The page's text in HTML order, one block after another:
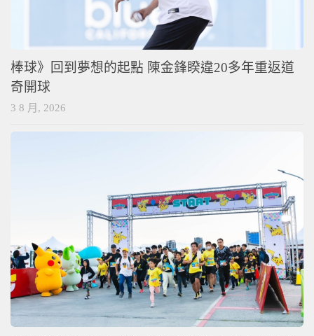
棒球》回到夢想的起點 陳金鋒睽違20多年重返道
奇開球
3 8 月, 2026